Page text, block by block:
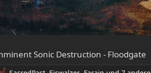
Sonic Destruction - Floodgate